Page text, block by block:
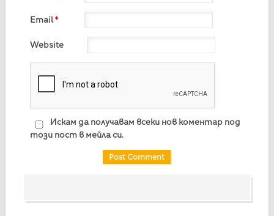
Email*
Website
Искам да получавам всеки нов коментар под
този пост в мейла си.